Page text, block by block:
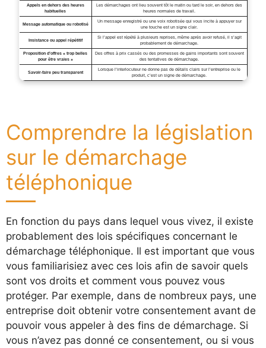
Appels en dehors des heures
habituelles
Les démarchages ont lieu souvent tôt le matin ou tard le soir, en dehors des
heures normales de travail.
Message automatique ou robotisé
Un message enregistré ou une voix robotisée qui vous incite à appuyer sur
une touche est un signe clair.
Insistance ou appel répétitif
Si l’appel est répété à plusieurs reprises, même après avoir refusé, il s’agit
probablement de démarchage.
Proposition d’offres « trop belles
pour être vraies »
Des offres à prix cassés ou des promesses de gains importants sont souvent
des tentatives de démarchage.
Savoir-faire peu transparent
Lorsque l’interlocuteur ne donne pas de détails clairs sur l’entreprise ou le
produit, c’est un signe de démarchage.
Comprendre la législation
sur le démarchage
téléphonique
En fonction du pays dans lequel vous vivez, il existe
probablement des lois spécifiques concernant le
démarchage téléphonique. Il est important que vous
vous familiarisiez avec ces lois afin de savoir quels
sont vos droits et comment vous pouvez vous
protéger. Par exemple, dans de nombreux pays, une
entreprise doit obtenir votre consentement avant de
pouvoir vous appeler à des fins de démarchage. Si
vous n’avez pas donné ce consentement, ou si vous